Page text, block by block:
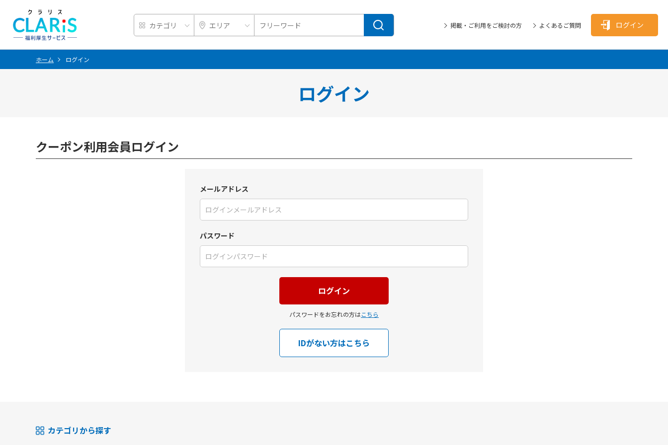
掲載・ご利用をご検討の方 よくあるご質問 ログイン
ホーム ログイン
ログイン
クーポン利用会員ログイン
メールアドレス
パスワード
パスワードをお忘れの方はこちら
IDがない方はこちら
カテゴリから探す